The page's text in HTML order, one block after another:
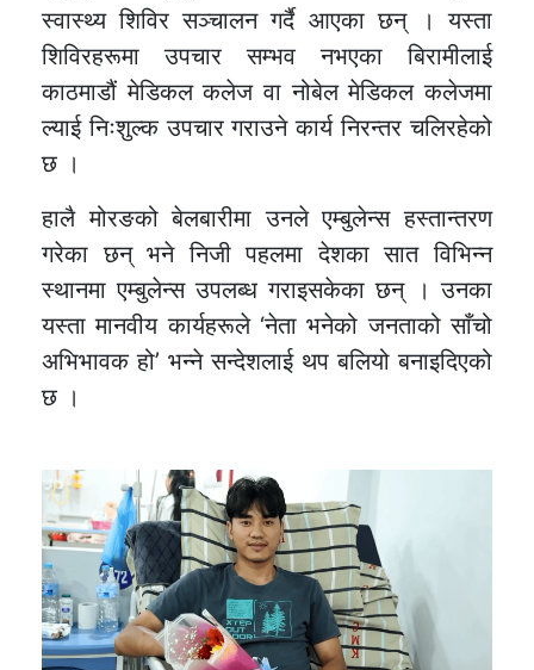
स्वास्थ्य शिविर सञ्चालन गर्दै आएका छन् । यस्ता
शिविरहरूमा उपचार सम्भव नभएका बिरामीलाई
काठमाडौं मेडिकल कलेज वा नोबेल मेडिकल कलेजमा
ल्याई निःशुल्क उपचार गराउने कार्य निरन्तर चलिरहेको
छ ।
हालै मोरङको बेलबारीमा उनले एम्बुलेन्स हस्तान्तरण
गरेका छन् भने निजी पहलमा देशका सात विभिन्न
स्थानमा एम्बुलेन्स उपलब्ध गराइसकेका छन् । उनका
यस्ता मानवीय कार्यहरूले ‘नेता भनेको जनताको साँचो
अभिभावक हो’ भन्ने सन्देशलाई थप बलियो बनाइदिएको
छ ।